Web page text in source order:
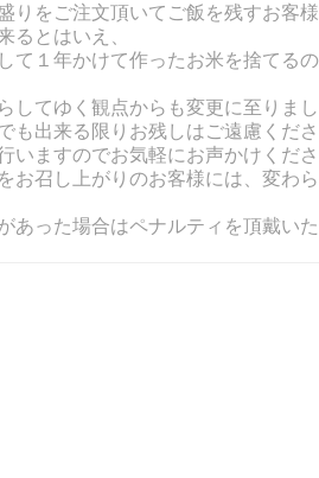
りをご注文頂いてご飯を残すお客
るとはいえ、
て１年かけて作ったお米を捨てる
してゆく観点からも変更に至りま
も出来る限りお残しはご遠慮くだ
いますのでお気軽にお声かけくだ
お召し上がりのお客様には、変わ
あった場合はペナルティを頂戴い